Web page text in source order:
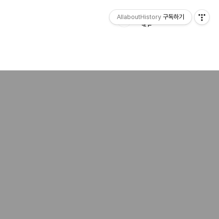
AllaboutHistory 구독하기